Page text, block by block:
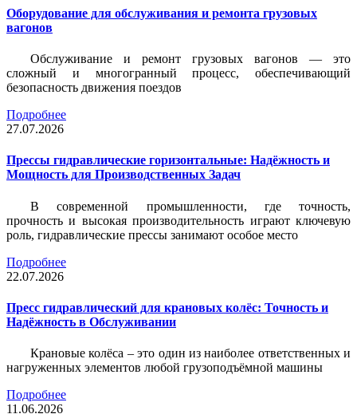
Оборудование для обслуживания и ремонта грузовых
вагонов
Обслуживание и ремонт грузовых вагонов — это
сложный и многогранный процесс, обеспечивающий
безопасность движения поездов
Подробнее
27.07.2026
Прессы гидравлические горизонтальные: Надёжность и
Мощность для Производственных Задач
В современной промышленности, где точность,
прочность и высокая производительность играют ключевую
роль, гидравлические прессы занимают особое место
Подробнее
22.07.2026
Пресс гидравлический для крановых колёс: Точность и
Надёжность в Обслуживании
Крановые колёса – это один из наиболее ответственных и
нагруженных элементов любой грузоподъёмной машины
Подробнее
11.06.2026